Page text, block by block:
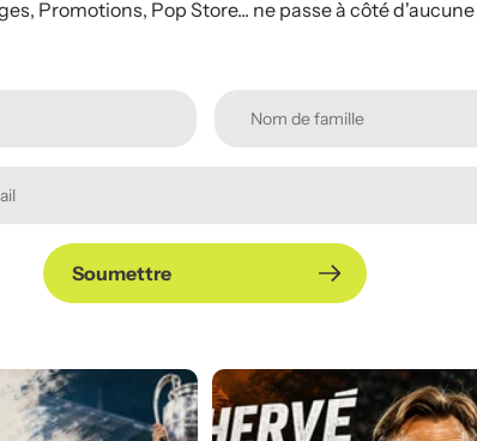
Promotions, Pop Store... ne passe à côté
Soumettre